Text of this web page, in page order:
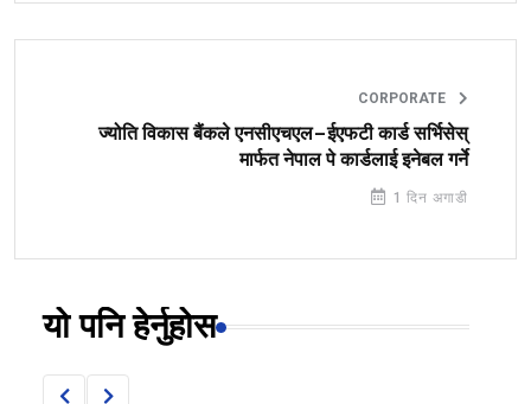
CORPORATE
ज्योति विकास बैंकले एनसीएचएल–ईएफटी कार्ड सर्भिसेस्
मार्फत नेपाल पे कार्डलाई इनेबल गर्ने
1 दिन अगाडी
यो पनि हेर्नुहोस